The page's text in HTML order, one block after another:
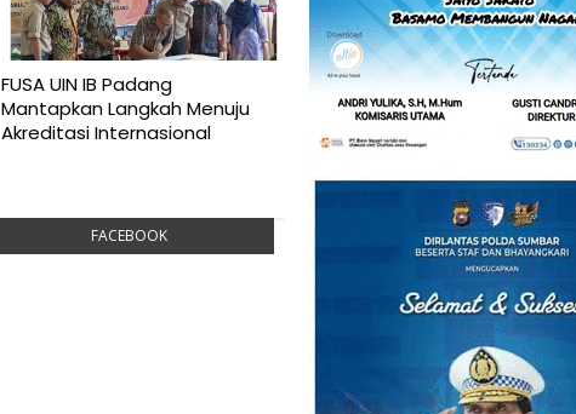
FUSA UIN IB Padang
Mantapkan Langkah Menuju
Akreditasi Internasional
FACEBOOK